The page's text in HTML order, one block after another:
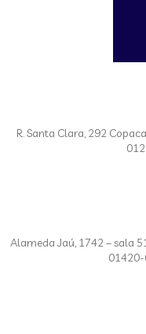
R. Santa Clara, 292
Alameda Jaú, 1742 – sala